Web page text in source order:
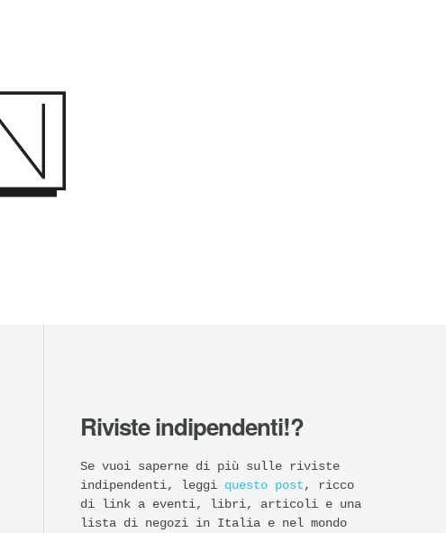
Riviste indipendenti!?
Se vuoi saperne di più sulle riviste
indipendenti, leggi questo post, ricco
di link a eventi, libri, articoli e una
lista di negozi in Italia e nel mondo